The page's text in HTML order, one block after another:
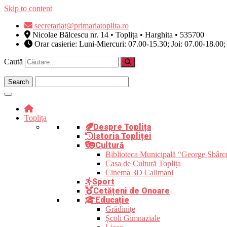
Skip to content
secretariat@primariatoplita.ro
Nicolae Bălcescu nr. 14 • Toplița • Harghita • 535700
Orar casierie: Luni-Miercuri: 07.00-15.30; Joi: 07.00-
Caută
Toplița
Despre Toplița
Istoria Topliței
Cultură
Biblioteca Municipală “George
Casa de Cultură Toplița
Cinema 3D Calimani
Sport
Cetățeni de Onoare
Educație
Grădinițe
Școli Gimnaziale